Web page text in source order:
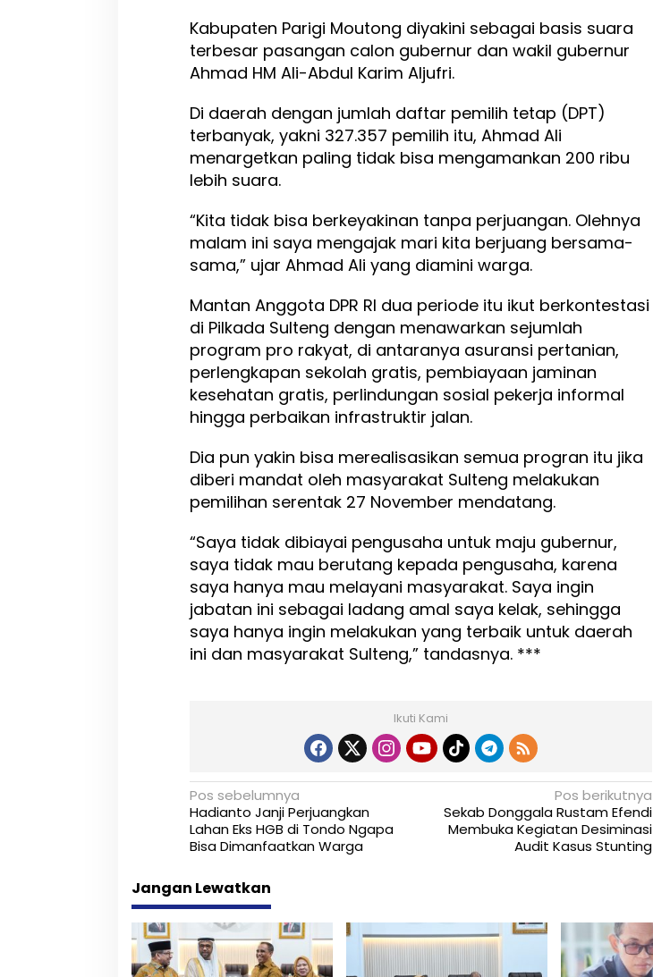
Kabupaten Parigi Moutong diyakini sebagai basis suara
terbesar pasangan calon gubernur dan wakil gubernur
Ahmad HM Ali-Abdul Karim Aljufri.
Di daerah dengan jumlah daftar pemilih tetap (DPT)
terbanyak, yakni 327.357 pemilih itu, Ahmad Ali
menargetkan paling tidak bisa mengamankan 200 ribu
lebih suara.
“Kita tidak bisa berkeyakinan tanpa perjuangan. Olehnya
malam ini saya mengajak mari kita berjuang bersama-
sama,” ujar Ahmad Ali yang diamini warga.
Mantan Anggota DPR RI dua periode itu ikut berkontestasi
di Pilkada Sulteng dengan menawarkan sejumlah
program pro rakyat, di antaranya asuransi pertanian,
perlengkapan sekolah gratis, pembiayaan jaminan
kesehatan gratis, perlindungan sosial pekerja informal
hingga perbaikan infrastruktir jalan.
Dia pun yakin bisa merealisasikan semua progran itu jika
diberi mandat oleh masyarakat Sulteng melakukan
pemilihan serentak 27 November mendatang.
“Saya tidak dibiayai pengusaha untuk maju gubernur,
saya tidak mau berutang kepada pengusaha, karena
saya hanya mau melayani masyarakat. Saya ingin
jabatan ini sebagai ladang amal saya kelak, sehingga
saya hanya ingin melakukan yang terbaik untuk daerah
ini dan masyarakat Sulteng,” tandasnya. ***
Ikuti Kami
N
a
v
i
g
a
Pos sebelumnya
Hadianto Janji Perjuangkan
Lahan Eks HGB di Tondo Ngapa
Bisa Dimanfaatkan Warga
Pos berikutnya
Sekab Donggala Rustam Efendi
Membuka Kegiatan Desiminasi
Audit Kasus Stunting
Jangan Lewatkan